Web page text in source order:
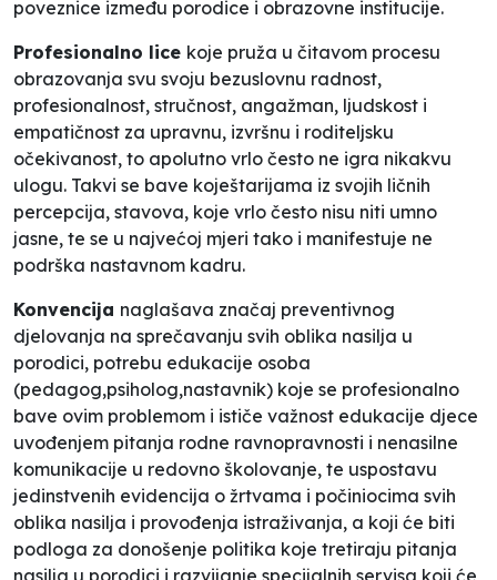
poveznice između porodice i obrazovne institucije.
Profesionalno lice koje pruža u čitavom procesu
obrazovanja svu svoju bezuslovnu radnost,
profesionalnost, stručnost, angažman, ljudskost i
empatičnost za upravnu, izvršnu i roditeljsku
očekivanost, to apolutno vrlo često ne igra nikakvu
ulogu. Takvi se bave koještarijama iz svojih ličnih
percepcija, stavova, koje vrlo često nisu niti umno
jasne, te se u najvećoj mjeri tako i manifestuje ne
podrška nastavnom kadru.
Konvencija naglašava značaj preventivnog
djelovanja na sprečavanju svih oblika nasilja u
porodici, potrebu edukacije osoba
(pedagog,psiholog,nastavnik) koje se profesionalno
bave ovim problemom i ističe važnost edukacije djece
uvođenjem pitanja rodne ravnopravnosti i nenasilne
komunikacije u redovno školovanje, te uspostavu
jedinstvenih evidencija o žrtvama i počiniocima svih
oblika nasilja i provođenja istraživanja, a koji će biti
podloga za donošenje politika koje tretiraju pitanja
nasilja u porodici i razvijanje specijalnih servisa koji će